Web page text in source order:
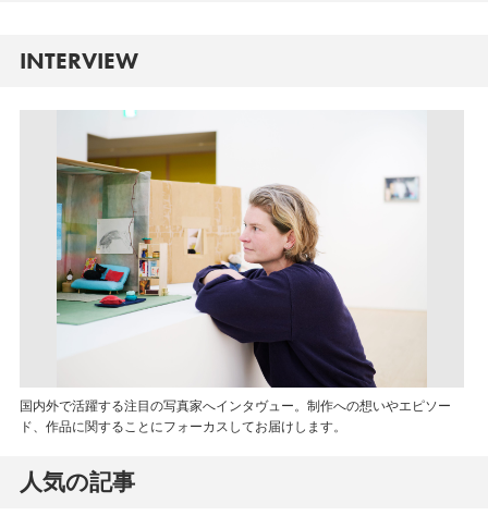
INTERVIEW
国内外で活躍する注目の写真家へインタヴュー。制作への想いやエピソー
ド、作品に関することにフォーカスしてお届けします。
人気の記事